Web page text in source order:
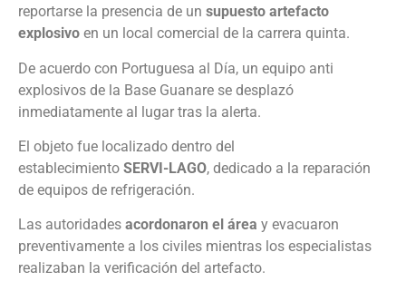
reportarse la presencia de un supuesto artefacto
explosivo en un local comercial de la carrera quinta.
De acuerdo con Portuguesa al Día, un equipo anti
explosivos de la Base Guanare se desplazó
inmediatamente al lugar tras la alerta.
El objeto fue localizado dentro del
establecimiento SERVI-LAGO, dedicado a la reparación
de equipos de refrigeración.
Las autoridades acordonaron el área y evacuaron
preventivamente a los civiles mientras los especialistas
realizaban la verificación del artefacto.